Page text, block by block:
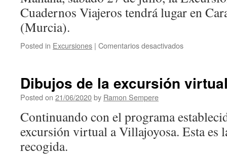
Cruz.
Cuadernos Viajeros tendrá lugar en
(Murcia).
Posted in Excursiones | Comentarios desactivados
virtual
a
la
Cruz.
Dibujos de la excursión
Posted on 21/06/2020by Ramon Sempere
Continuando con el programa
excursión virtual a Villajoyosa. Esta es
recogida.